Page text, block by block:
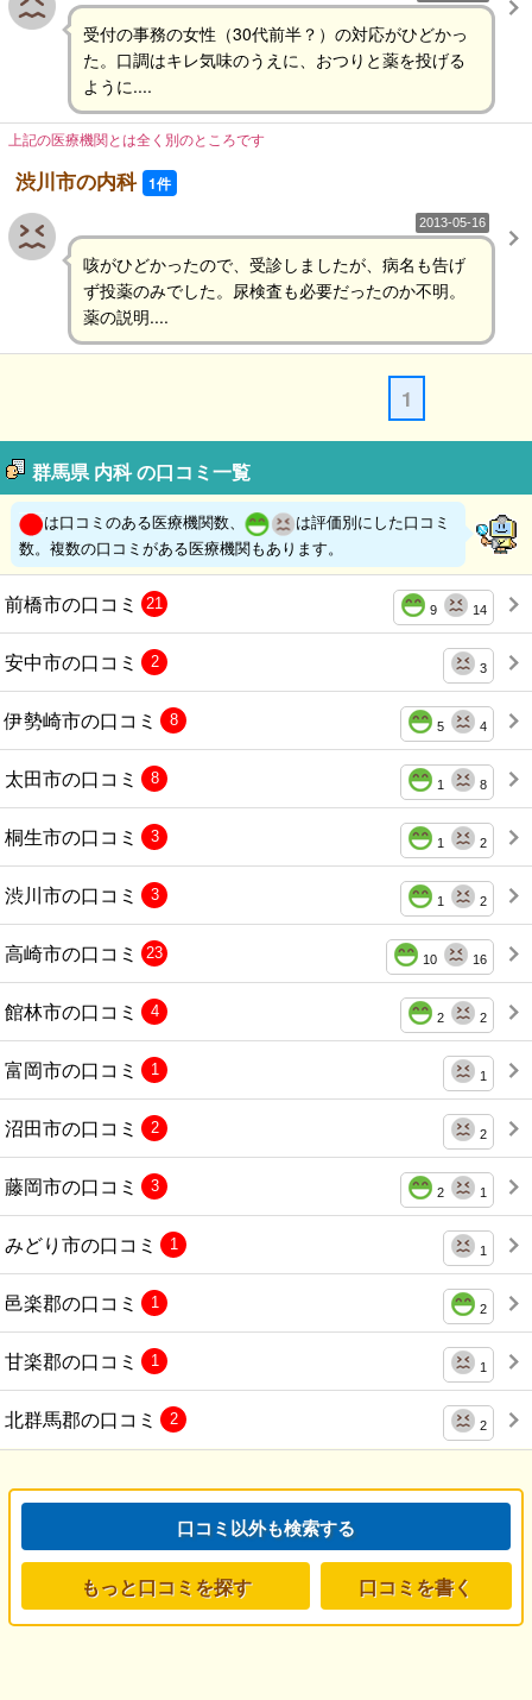
受付の事務の女性（30代前半？）の対応がひどかっ
た。口調はキレ気味のうえに、おつりと薬を投げる
ように....
上記の医療機関とは全く別のところです
渋川市の内科 1件
2013-05-16
咳がひどかったので、受診しましたが、病名も告げ
ず投薬のみでした。尿検査も必要だったのか不明。
薬の説明....
1
群馬県 内科 の口コミ一覧
は口コミのある医療機関数、
は評価別にした口コミ
数。複数の口コミがある医療機関もあります。
前橋市の口コミ 9 14
21
安中市の口コミ 3
2
伊勢崎市の口コミ 5 4
8
太田市の口コミ 1 8
8
桐生市の口コミ 1 2
3
渋川市の口コミ 1 2
3
高崎市の口コミ 10 16
23
館林市の口コミ 2 2
4
富岡市の口コミ 1
1
沼田市の口コミ 2
2
藤岡市の口コミ 2 1
3
みどり市の口コミ 1
1
邑楽郡の口コミ 2
1
甘楽郡の口コミ 1
1
北群馬郡の口コミ 2
2
口コミ以外も検索する
もっと口コミを探す 口コミを書く